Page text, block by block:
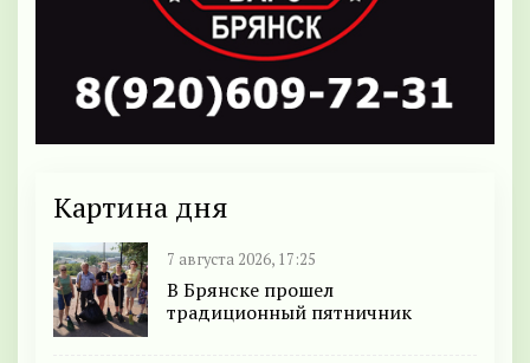
Картина дня
7 августа 2026, 17:25
В Брянске прошел
традиционный пятничник